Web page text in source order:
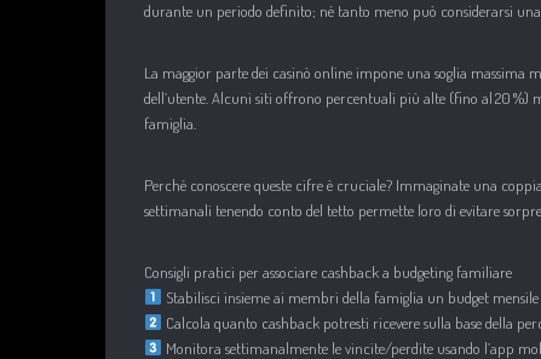
durante un periodo definito; né tanto meno può considerarsi
La maggior parte dei casinò online impone una soglia
dell’utente. Alcuni siti offrono percentuali più alte (fino al 20
famiglia.
Perché conoscere queste cifre è cruciale? Immaginate una
settimanali tenendo conto del tetto permette loro di evitare
Consigli pratici per associare cashback a budgeting familiare
Stabilisci insieme ai membri della famiglia un budget
Calcola quanto cashback potresti ricevere sulla base della
Monitora settimanalmente le vincite/perdite usando l’app